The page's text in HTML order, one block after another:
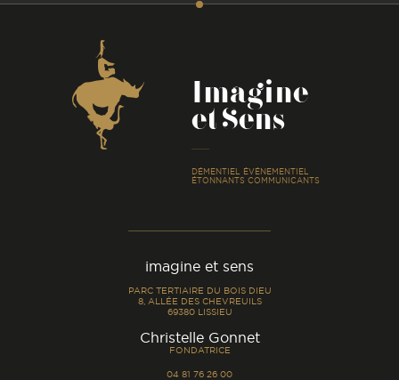
Coordonnées
Imagine
et Sens
DÉMENTIEL ÉVÉNEMENTIEL
ÉTONNANTS COMMUNICANTS
imagine et sens
PARC TERTIAIRE DU BOIS DIEU
8, ALLÉE DES CHEVREUILS
69380 LISSIEU
Christelle Gonnet-
FONDATRICE
04 81 76 26 00